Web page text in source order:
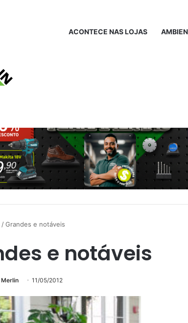
ACONTECE NAS LOJAS
/Grandes e notáveis
e notáveis
11/05/2012